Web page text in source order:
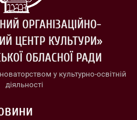
ОРГАНІЗАЦІЙНО-
ЦЕНТР КУЛЬТУРИ»
ОБЛАСНОЇ РАДИ
у культурно-освітній
діяльності